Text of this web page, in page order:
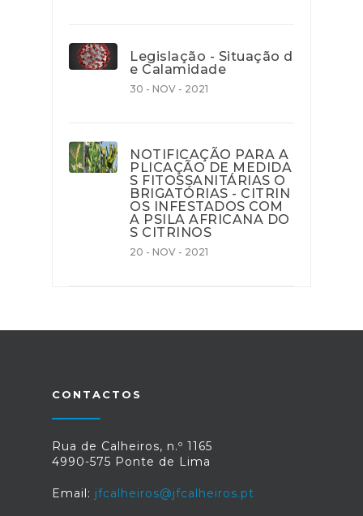
Legislação - Situação d
e Calamidade
30 - NOV - 2021
NOTIFICAÇÃO PARA A
PLICAÇÃO DE MEDIDA
S FITOSSANITÁRIAS O
BRIGATÓRIAS - CITRIN
OS INFESTADOS COM
A PSILA AFRICANA DO
S CITRINOS
20 - NOV - 2021
CONTACTOS
Rua de Calheiros, n.º 1165
4990-575 Ponte de Lima
Email: jfcalheiros@jfcalheiros.pt